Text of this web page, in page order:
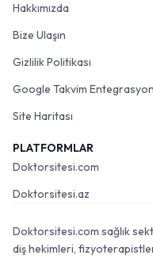
Hakkımızda
Bize Ulaşın
Gizlilik Politikası
Google Takvim
Site Haritası
PLATFORMLAR
Doktorsitesi.com
Doktorsitesi.az
Doktorsitesi.com sağlık
diş hekimleri,